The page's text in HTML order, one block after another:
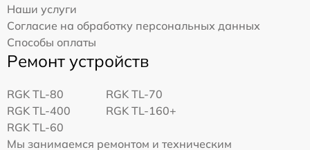
Наши услуги
Согласие на обработку персональных данных
Способы оплаты
Ремонт устройств
RGK TL-80
RGK TL-70
RGK TL-400
RGK TL-160+
RGK TL-60
Мы занимаемся ремонтом и техническим